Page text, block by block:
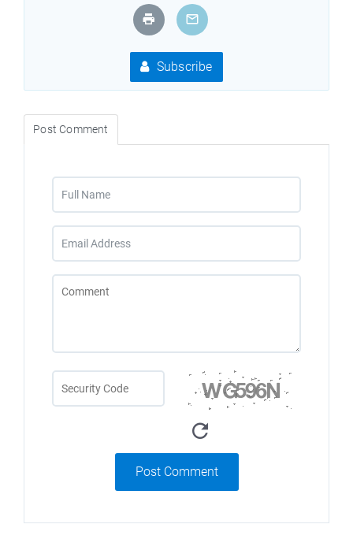
Subscribe
Post Comment
Post Comment